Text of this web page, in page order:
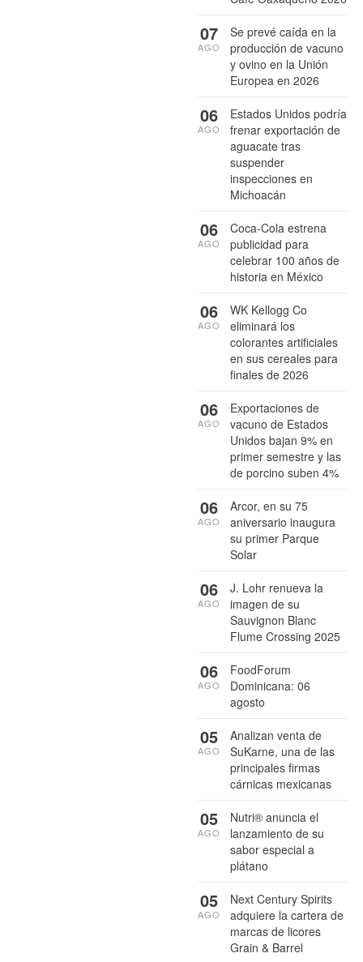
Se prevé caída en la
producción de vacuno
y ovino en la Unión
Europea en 2026
07
AGO
Estados Unidos podría
frenar exportación de
aguacate tras
suspender
inspecciones en
Michoacán
06
AGO
Coca-Cola estrena
publicidad para
celebrar 100 años de
historia en México
06
AGO
WK Kellogg Co
eliminará los
colorantes artificiales
en sus cereales para
finales de 2026
06
AGO
Exportaciones de
vacuno de Estados
Unidos bajan 9% en
primer semestre y las
de porcino suben 4%
06
AGO
Arcor, en su 75
aniversario inaugura
su primer Parque
Solar
06
AGO
J. Lohr renueva la
imagen de su
Sauvignon Blanc
Flume Crossing 2025
06
AGO
FoodForum
Dominicana: 06
agosto
06
AGO
Analizan venta de
SuKarne, una de las
principales firmas
cárnicas mexicanas
05
AGO
Nutri® anuncia el
lanzamiento de su
sabor especial a
plátano
05
AGO
Next Century Spirits
adquiere la cartera de
marcas de licores
Grain & Barrel
05
AGO